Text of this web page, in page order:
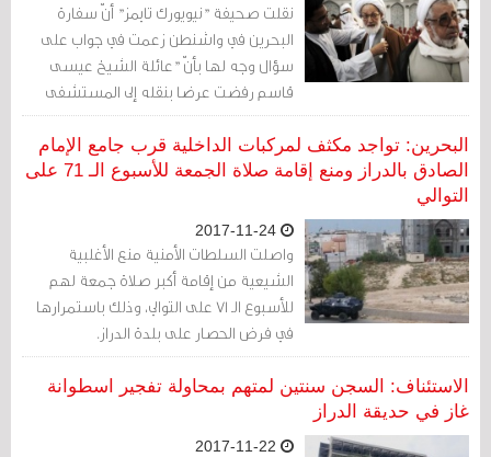
نقلت صحيفة "نيويورك تايمز" أنّ سفارة
البحرين في واشنطن زعمت في جواب على
سؤال وجه لها بأنّ "عائلة الشيخ عيسى
قاسم رفضت عرضا بنقله إلى المستشفى
عبر سيارة إسعاف".
البحرين: تواجد مكثف لمركبات الداخلية قرب جامع الإمام
الصادق بالدراز ومنع إقامة صلاة الجمعة للأسبوع الـ 71 على
التوالي
واصلت السلطات الأمنية منع الأغلبية
الشيعية من إقامة أكبر صلاة جمعة لهم
للأسبوع الـ 71 على التوالي، وذلك باستمرارها
في فرض الحصار على بلدة الدراز.
الاستئناف: السجن سنتين لمتهم بمحاولة تفجير اسطوانة
غاز في حديقة الدراز